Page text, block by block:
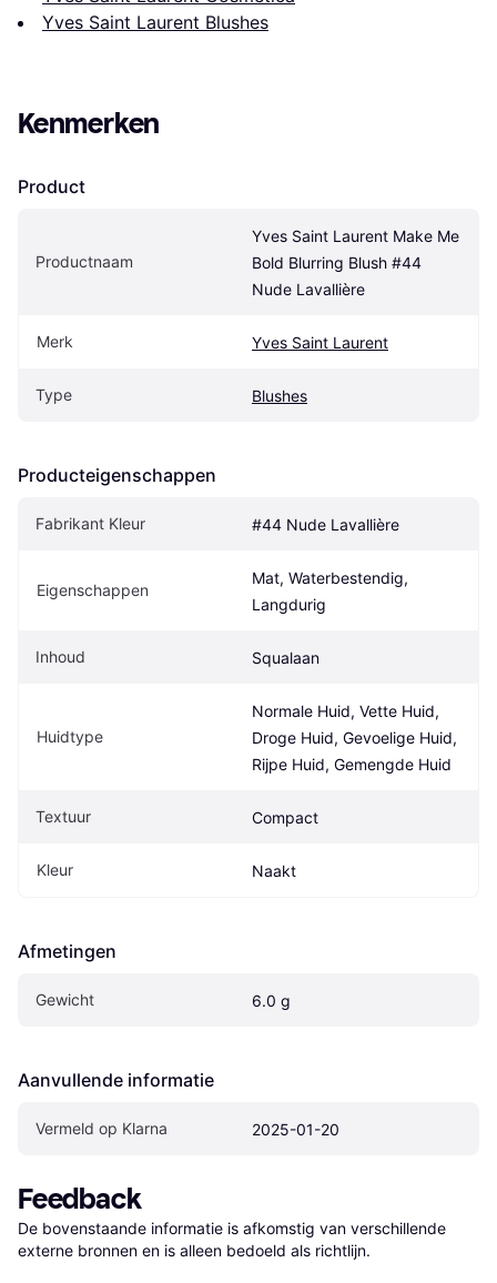
Yves Saint Laurent Blushes
Kenmerken
Product
Productnaam
Yves Saint Laurent Make Me
Bold Blurring Blush #44
Nude Lavallière
Merk Yves Saint Laurent
Type Blushes
Producteigenschappen
Fabrikant Kleur #44 Nude Lavallière
Eigenschappen
Mat, Waterbestendig,
Langdurig
Inhoud Squalaan
Huidtype
Normale Huid, Vette Huid,
Droge Huid, Gevoelige Huid,
Rijpe Huid, Gemengde Huid
Textuur Compact
Kleur Naakt
Afmetingen
Gewicht 6.0 g
Aanvullende informatie
Vermeld op Klarna 2025-01-20
Feedback
De bovenstaande informatie is afkomstig van verschillende
externe bronnen en is alleen bedoeld als richtlijn.